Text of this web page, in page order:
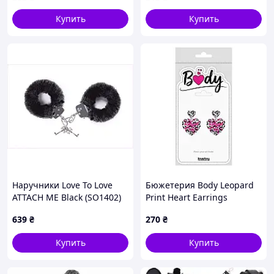
Питание: 2xAAA
Купить
Купить
Наручники Love To Love
ATTACH ME Black (SO1402)
639 ₴
Купить
Бюжетерия Body Leopard
Print Heart Earrings
270 ₴
Купить